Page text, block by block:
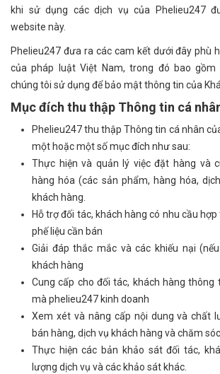
khi sử dụng các dịch vụ của Phelieu247
website này.
Phelieu247 đưa ra các cam kết dưới đây phù
của pháp luật Việt Nam, trong đó bao
chúng tôi sử dụng để bảo mật thông tin của
Mục đích thu thập Thông tin cá
Phelieu247 thu thập Thông tin cá nhân
một hoặc một số mục đích như sau:
Thực hiện và quản lý việc đặt hàng và
hàng hóa (các sản phẩm, hàng hóa,
khách hàng.
Hỗ trợ đối tác, khách hàng có nhu cầu
phế liệu cần bán
Giải đáp thắc mắc và các khiếu nại
khách hàng
Cung cấp cho đối tác, khách hàng thông
mà phelieu247 kinh doanh
Xem xét và nâng cấp nội dung và chất
bán hàng, dịch vụ khách hàng và chăm
Thực hiện các bản khảo sát đối tác,
lượng dịch vụ và các khảo sát khác.